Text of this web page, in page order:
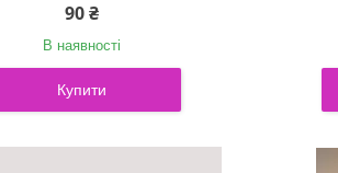
90 ₴
В наявності
Купити